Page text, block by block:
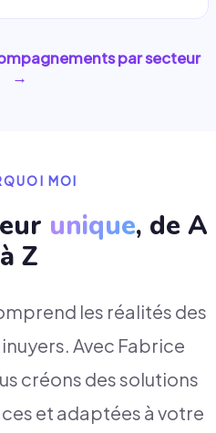
par secteur
→
MOI
unique, de A
à Z
les réalités des
Avec Fabrice
créons des solutions
et adaptées à votre